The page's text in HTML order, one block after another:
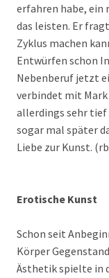
erfahren habe, ein
das leisten. Er
Zyklus machen
Entwürfen schon
Nebenberuf jetzt
verbindet mit
allerdings sehr
sogar mal später
Liebe zur Kunst.
Erotische Kunst
Schon seit
Körper
Ästhetik spielte in